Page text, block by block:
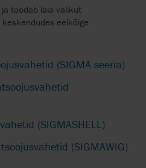
toodab laia valikut
eelkõige
(SIGMA seeria)
(SIGMASHELL)
(SIGMAWIG)